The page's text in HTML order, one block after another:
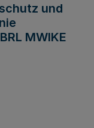
und
MWIKE